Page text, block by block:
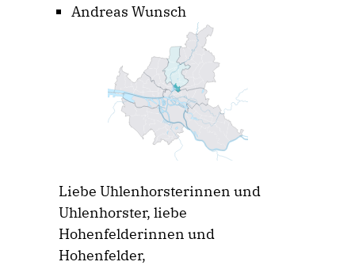
Andreas Wunsch
Liebe Uhlenhorsterinnen und
Uhlenhorster, liebe
Hohenfelderinnen und
Hohenfelder,